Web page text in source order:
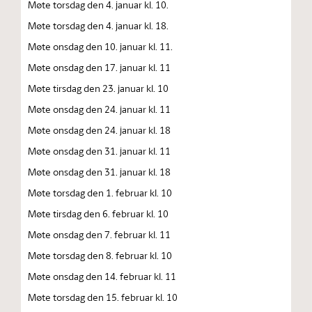
Møte torsdag den 4. januar kl. 10.
Møte torsdag den 4. januar kl. 18.
Møte onsdag den 10. januar kl. 11.
Møte onsdag den 17. januar kl. 11
Møte tirsdag den 23. januar kl. 10
Møte onsdag den 24. januar kl. 11
Møte onsdag den 24. januar kl. 18
Møte onsdag den 31. januar kl. 11
Møte onsdag den 31. januar kl. 18
Møte torsdag den 1. februar kl. 10
Møte tirsdag den 6. februar kl. 10
Møte onsdag den 7. februar kl. 11
Møte torsdag den 8. februar kl. 10
Møte onsdag den 14. februar kl. 11
Møte torsdag den 15. februar kl. 10